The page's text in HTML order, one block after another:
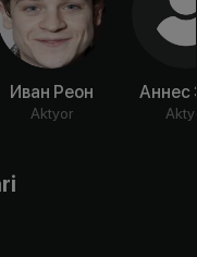
Иван Реон
Aktyor
Аннес